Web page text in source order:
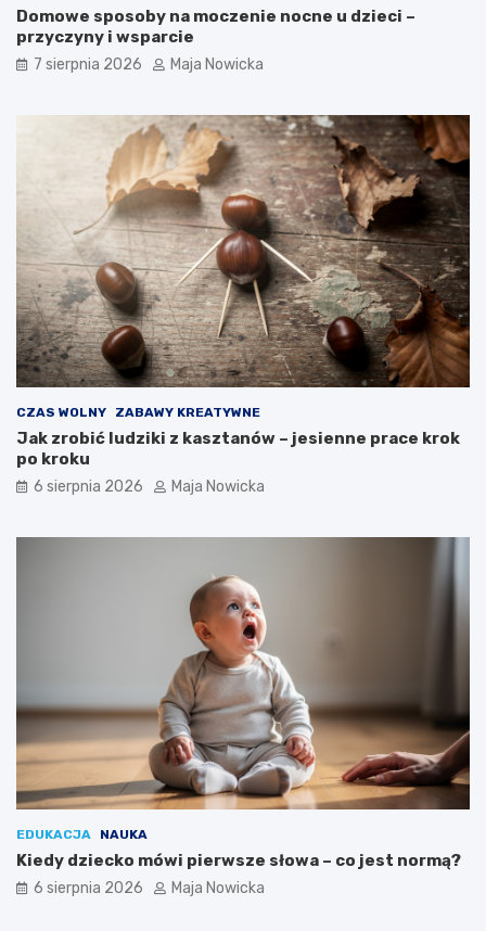
Domowe sposoby na moczenie nocne u dzieci –
przyczyny i wsparcie
7 sierpnia 2026 Maja Nowicka
CZAS WOLNY ZABAWY KREATYWNE
Jak zrobić ludziki z kasztanów – jesienne prace krok
po kroku
6 sierpnia 2026 Maja Nowicka
EDUKACJA NAUKA
Kiedy dziecko mówi pierwsze słowa – co jest normą?
6 sierpnia 2026 Maja Nowicka